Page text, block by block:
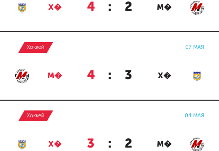
Х� 4 : 2 М�
Хоккей 07 МАЯ
М� 4 : 3 Х�
Хоккей 04 МАЯ
Х� 3 : 2 М�